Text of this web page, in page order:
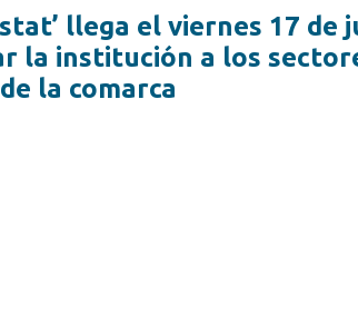
llega el viernes 17 de
la institución a los
la comarca